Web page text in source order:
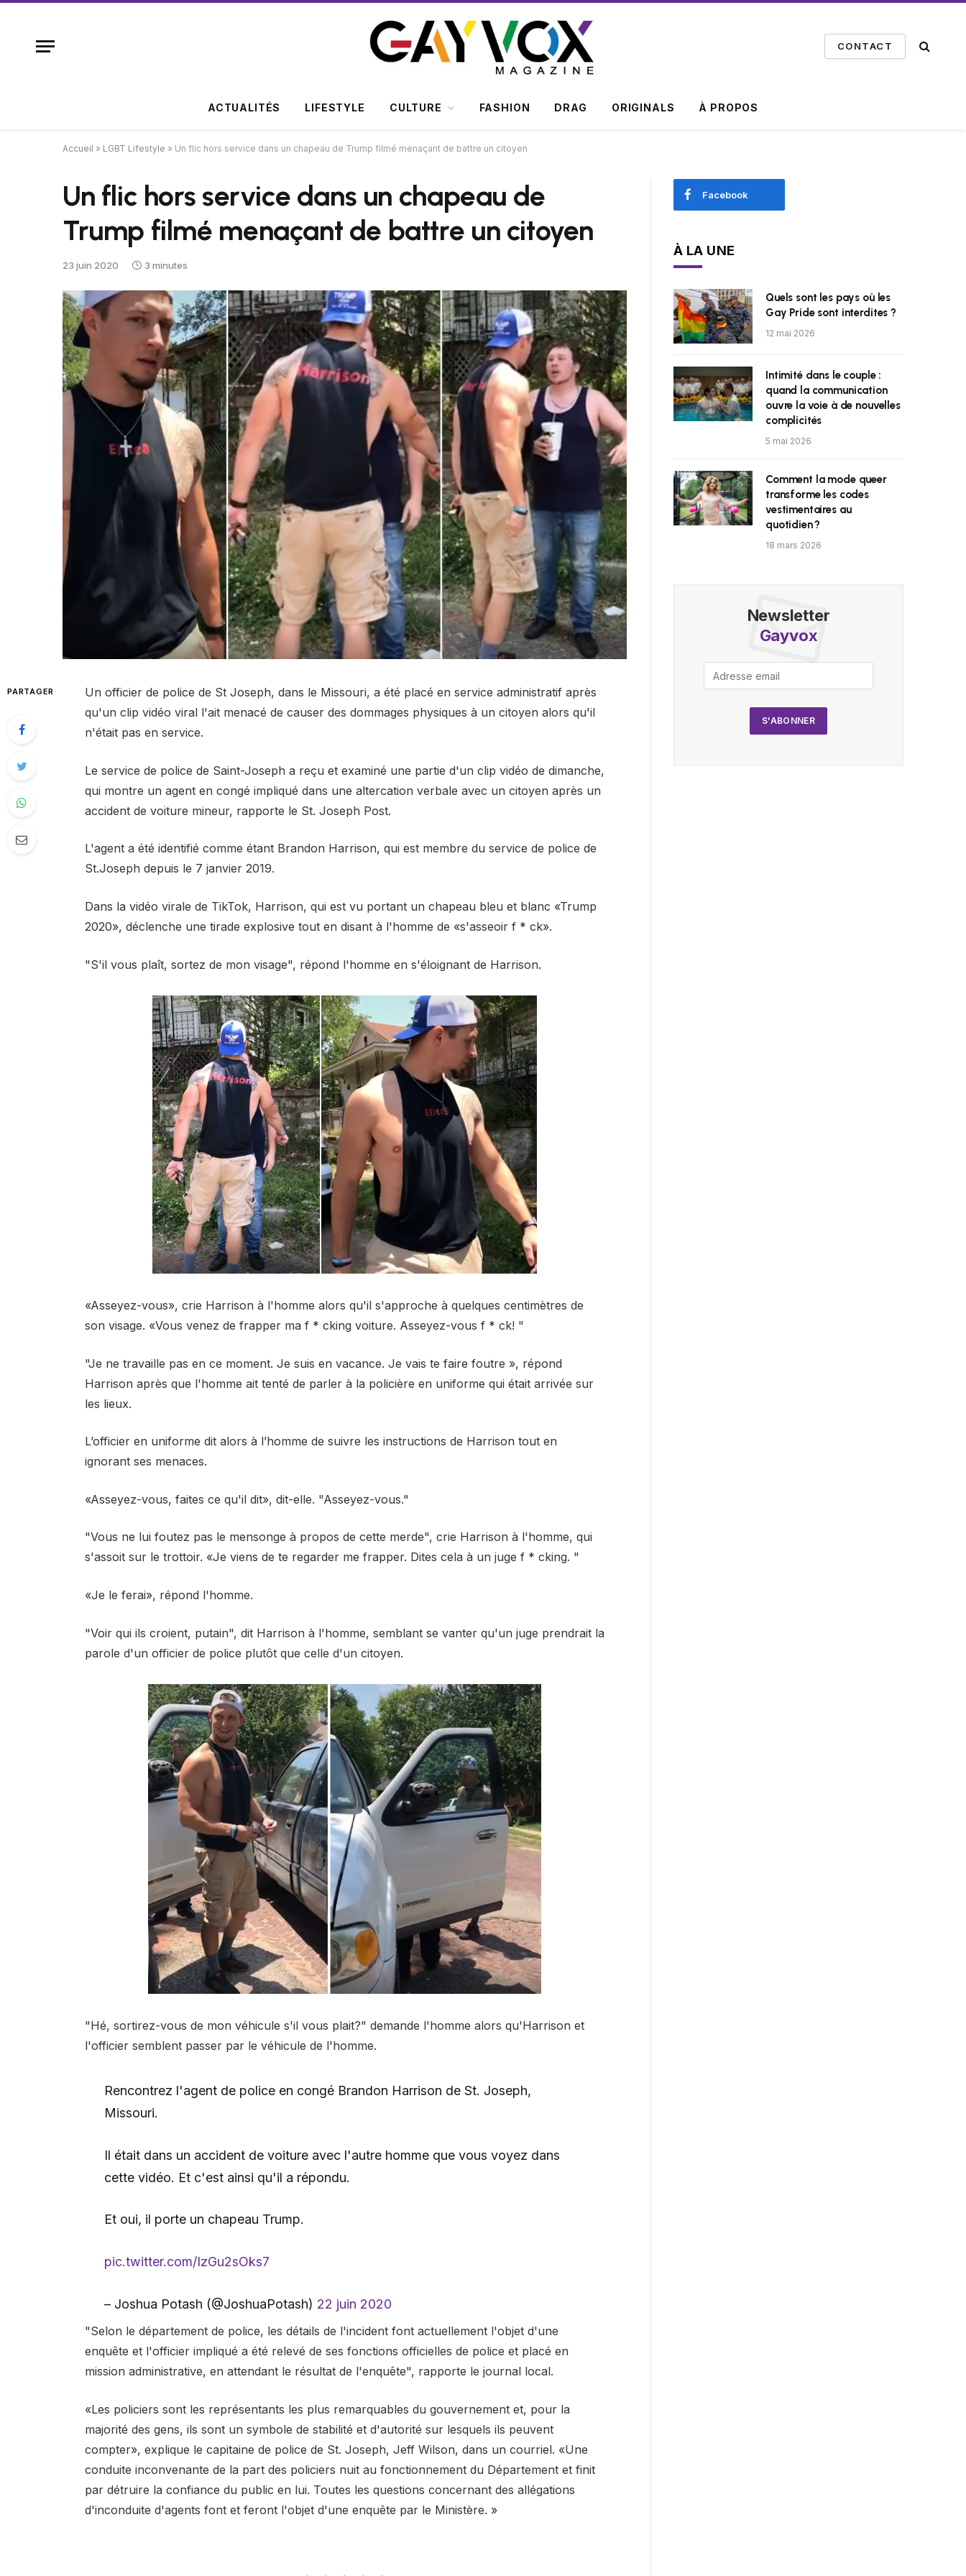
CONTACT
ACTUALITÉS LIFESTYLE CULTURE FASHION DRAG ORIGINALS À PROPOS
Accueil » LGBT Lifestyle » Un flic hors service dans un chapeau de Trump filmé menaçant de battre un citoyen
Un flic hors service dans un chapeau de
Trump filmé menaçant de battre un citoyen
23 juin 2020 3 minutes
PARTAGER
Un officier de police de St Joseph, dans le Missouri, a été placé en service administratif après
qu'un clip vidéo viral l'ait menacé de causer des dommages physiques à un citoyen alors qu'il
n'était pas en service.
Le service de police de Saint-Joseph a reçu et examiné une partie d'un clip vidéo de dimanche,
qui montre un agent en congé impliqué dans une altercation verbale avec un citoyen après un
accident de voiture mineur, rapporte le St. Joseph Post.
L'agent a été identifié comme étant Brandon Harrison, qui est membre du service de police de
St.Joseph depuis le 7 janvier 2019.
Dans la vidéo virale de TikTok, Harrison, qui est vu portant un chapeau bleu et blanc «Trump
2020», déclenche une tirade explosive tout en disant à l'homme de «s'asseoir f * ck».
"S'il vous plaît, sortez de mon visage", répond l'homme en s'éloignant de Harrison.
«Asseyez-vous», crie Harrison à l'homme alors qu'il s'approche à quelques centimètres de
son visage. «Vous venez de frapper ma f * cking voiture. Asseyez-vous f * ck! "
"Je ne travaille pas en ce moment. Je suis en vacance. Je vais te faire foutre », répond
Harrison après que l'homme ait tenté de parler à la policière en uniforme qui était arrivée sur
les lieux.
L’officier en uniforme dit alors à l’homme de suivre les instructions de Harrison tout en
ignorant ses menaces.
«Asseyez-vous, faites ce qu'il dit», dit-elle. "Asseyez-vous."
"Vous ne lui foutez pas le mensonge à propos de cette merde", crie Harrison à l'homme, qui
s'assoit sur le trottoir. «Je viens de te regarder me frapper. Dites cela à un juge f * cking. "
«Je le ferai», répond l'homme.
"Voir qui ils croient, putain", dit Harrison à l'homme, semblant se vanter qu'un juge prendrait la
parole d'un officier de police plutôt que celle d'un citoyen.
"Hé, sortirez-vous de mon véhicule s'il vous plait?" demande l'homme alors qu'Harrison et
l'officier semblent passer par le véhicule de l'homme.
Rencontrez l'agent de police en congé Brandon Harrison de St. Joseph,
Missouri.
Il était dans un accident de voiture avec l'autre homme que vous voyez dans
cette vidéo. Et c'est ainsi qu'il a répondu.
Et oui, il porte un chapeau Trump.
pic.twitter.com/IzGu2sOks7
– Joshua Potash (@JoshuaPotash) 22 juin 2020
"Selon le département de police, les détails de l'incident font actuellement l'objet d'une
enquête et l'officier impliqué a été relevé de ses fonctions officielles de police et placé en
mission administrative, en attendant le résultat de l'enquête", rapporte le journal local.
«Les policiers sont les représentants les plus remarquables du gouvernement et, pour la
majorité des gens, ils sont un symbole de stabilité et d'autorité sur lesquels ils peuvent
compter», explique le capitaine de police de St. Joseph, Jeff Wilson, dans un courriel. «Une
conduite inconvenante de la part des policiers nuit au fonctionnement du Département et finit
par détruire la confiance du public en lui. Toutes les questions concernant des allégations
d'inconduite d'agents font et feront l'objet d'une enquête par le Ministère. »
Facebook
À LA UNE
Quels sont les pays où les
Gay Pride sont interdites ?
12 mai 2026
Intimité dans le couple :
quand la communication
ouvre la voie à de nouvelles
complicités
5 mai 2026
Comment la mode queer
transforme les codes
vestimentaires au
quotidien ?
18 mars 2026
Newsletter
Gayvox